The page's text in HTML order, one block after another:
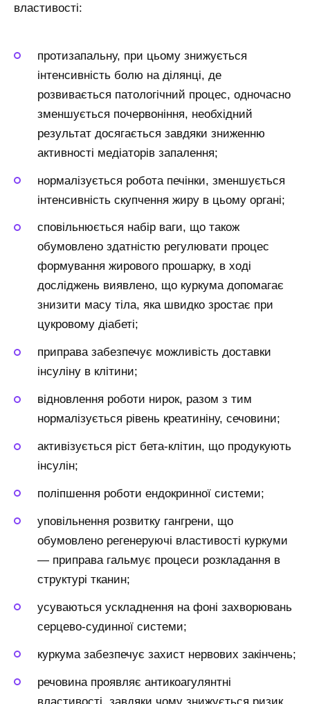
властивості:
протизапальну, при цьому знижується
інтенсивність болю на ділянці, де
розвивається патологічний процес, одночасно
зменшується почервоніння, необхідний
результат досягається завдяки зниженню
активності медіаторів запалення;
нормалізується робота печінки, зменшується
інтенсивність скупчення жиру в цьому органі;
сповільнюється набір ваги, що також
обумовлено здатністю регулювати процес
формування жирового прошарку, в ході
досліджень виявлено, що куркума допомагає
знизити масу тіла, яка швидко зростає при
цукровому діабеті;
приправа забезпечує можливість доставки
інсуліну в клітини;
відновлення роботи нирок, разом з тим
нормалізується рівень креатиніну, сечовини;
активізується ріст бета-клітин, що продукують
інсулін;
поліпшення роботи ендокринної системи;
уповільнення розвитку гангрени, що
обумовлено регенеруючі властивості куркуми
— приправа гальмує процеси розкладання в
структурі тканин;
усуваються ускладнення на фоні захворювань
серцево-судинної системи;
куркума забезпечує захист нервових закінчень;
речовина проявляє антикоагулянтні
властивості, завдяки чому знижується ризик